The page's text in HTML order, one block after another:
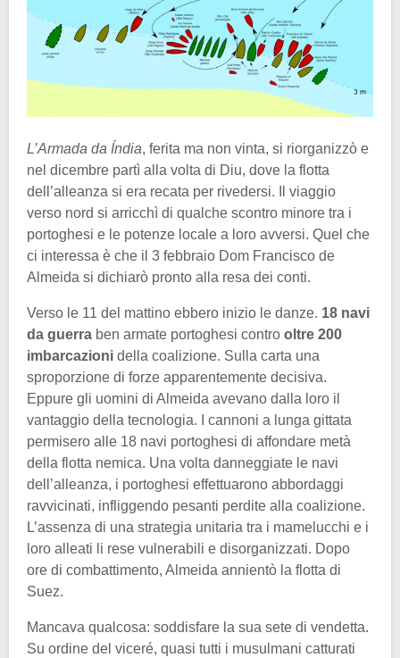
L’Armada da Índia, ferita ma non vinta, si riorganizzò e
nel dicembre partì alla volta di Diu, dove la flotta
dell’alleanza si era recata per rivedersi. Il viaggio
verso nord si arricchì di qualche scontro minore tra i
portoghesi e le potenze locale a loro avversi. Quel che
ci interessa è che il 3 febbraio Dom Francisco de
Almeida si dichiarò pronto alla resa dei conti.
Verso le 11 del mattino ebbero inizio le danze. 18 navi
da guerra ben armate portoghesi contro oltre 200
imbarcazioni della coalizione. Sulla carta una
sproporzione di forze apparentemente decisiva.
Eppure gli uomini di Almeida avevano dalla loro il
vantaggio della tecnologia. I cannoni a lunga gittata
permisero alle 18 navi portoghesi di affondare metà
della flotta nemica. Una volta danneggiate le navi
dell’alleanza, i portoghesi effettuarono abbordaggi
ravvicinati, infliggendo pesanti perdite alla coalizione.
L’assenza di una strategia unitaria tra i mamelucchi e i
loro alleati li rese vulnerabili e disorganizzati. Dopo
ore di combattimento, Almeida annientò la flotta di
Suez.
Mancava qualcosa: soddisfare la sua sete di vendetta.
Su ordine del viceré, quasi tutti i musulmani catturati